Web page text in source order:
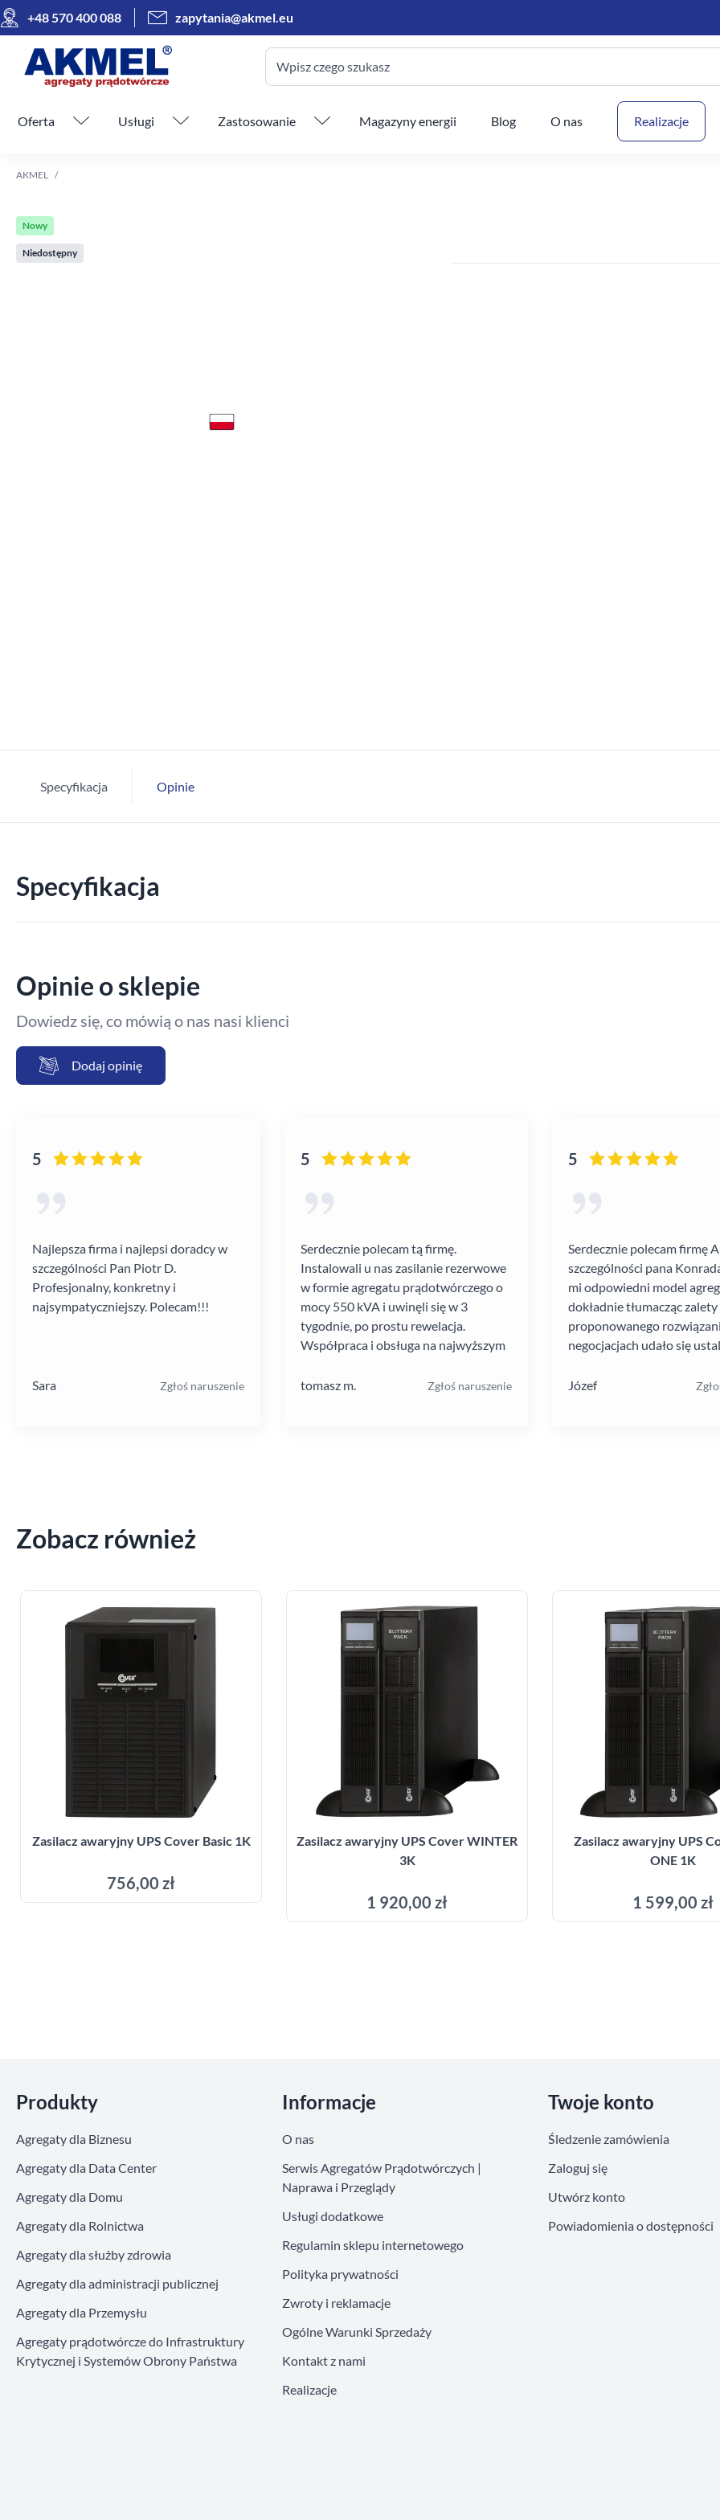
+48 570 400 088 zapytania@akmel.eu
Wpisz czego szukasz
Pomiń menu
Oferta Usługi Zastosowanie Magazyny energii Blog O nas Realizacje
AKMEL
Nowy
Niedostępny
Specyfikacja Opinie
Specyfikacja
Opinie o sklepie
Dowiedz się, co mówią o nas nasi klienci
Dodaj opinię
5
Najlepsza firma i najlepsi doradcy w
szczególności Pan Piotr D.
Profesjonalny, konkretny i
najsympatyczniejszy. Polecam!!!
Sara Zgłoś naruszenie
5
Serdecznie polecam tą firmę.
Instalowali u nas zasilanie rezerwowe
w formie agregatu prądotwórczego o
mocy 550 kVA i uwinęli się w 3
tygodnie, po prostu rewelacja.
Współpraca i obsługa na najwyższym
tomasz m.
Zgłoś naruszenie
5
Serdecznie polecam firmę
szczególności pana
mi odpowiedni model
dokładnie tłumacząc zalety
proponowanego
negocjacjach udało się
szybko i schludnie.
Józef
Zobacz również
Zasilacz awaryjny UPS Cover Basic 1K
756,00 zł
Zasilacz awaryjny UPS Cover WINTER
3K
1 920,00 zł
Zasilacz awaryjny UPS
ONE 1K
1 599,00 zł
Produkty
Agregaty dla Biznesu
Agregaty dla Data Center
Agregaty dla Domu
Agregaty dla Rolnictwa
Agregaty dla służby zdrowia
Agregaty dla administracji publicznej
Agregaty dla Przemysłu
Agregaty prądotwórcze do Infrastruktury
Krytycznej i Systemów Obrony Państwa
Informacje
O nas
Serwis Agregatów Prądotwórczych |
Naprawa i Przeglądy
Usługi dodatkowe
Regulamin sklepu internetowego
Polityka prywatności
Zwroty i reklamacje
Ogólne Warunki Sprzedaży
Kontakt z nami
Realizacje
Twoje konto
Śledzenie zamówienia
Zaloguj się
Utwórz konto
Powiadomienia o dostępności